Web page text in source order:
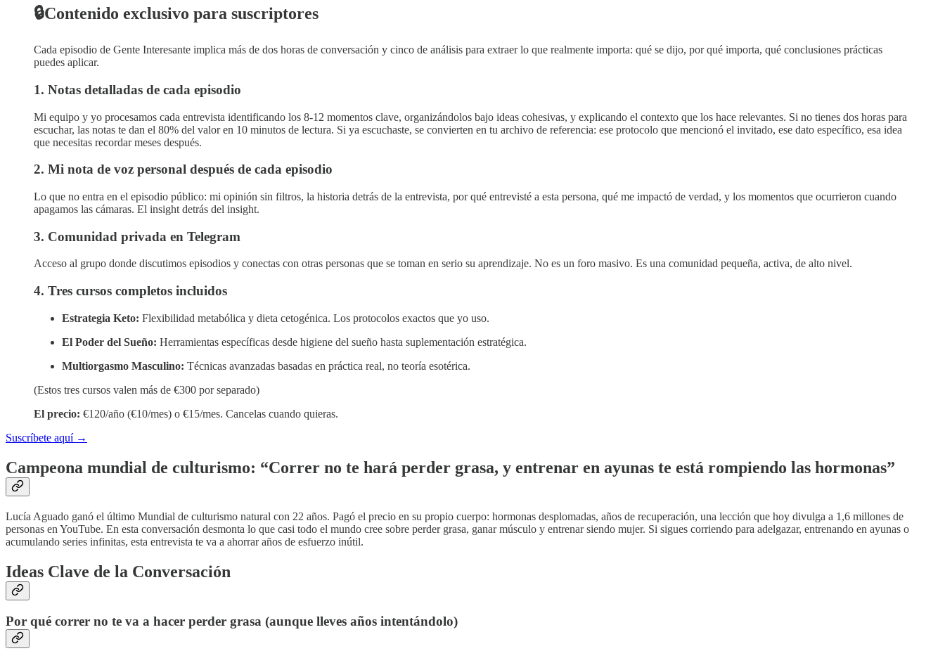
🔒Contenido exclusivo para suscriptores
Cada episodio de Gente Interesante implica más de dos horas de conversación y cinco de análisis para extraer lo que realmente importa: qué se dijo, por qué importa, qué conclusiones prácticas
puedes aplicar.
1. Notas detalladas de cada episodio
Mi equipo y yo procesamos cada entrevista identificando los 8-12 momentos clave, organizándolos bajo ideas cohesivas, y explicando el contexto que los hace relevantes. Si no tienes dos horas para
escuchar, las notas te dan el 80% del valor en 10 minutos de lectura. Si ya escuchaste, se convierten en tu archivo de referencia: ese protocolo que mencionó el invitado, ese dato específico, esa idea
que necesitas recordar meses después.
2. Mi nota de voz personal después de cada episodio
Lo que no entra en el episodio público: mi opinión sin filtros, la historia detrás de la entrevista, por qué entrevisté a esta persona, qué me impactó de verdad, y los momentos que ocurrieron cuando
apagamos las cámaras. El insight detrás del insight.
3. Comunidad privada en Telegram
Acceso al grupo donde discutimos episodios y conectas con otras personas que se toman en serio su aprendizaje. No es un foro masivo. Es una comunidad pequeña, activa, de alto nivel.
4. Tres cursos completos incluidos
Estrategia Keto: Flexibilidad metabólica y dieta cetogénica. Los protocolos exactos que yo uso.
El Poder del Sueño: Herramientas específicas desde higiene del sueño hasta suplementación estratégica.
Multiorgasmo Masculino: Técnicas avanzadas basadas en práctica real, no teoría esotérica.
(Estos tres cursos valen más de €300 por separado)
El precio: €120/año (€10/mes) o €15/mes. Cancelas cuando quieras.
Suscríbete aquí →
Campeona mundial de culturismo: “Correr no te hará perder grasa, y entrenar en ayunas te está rompiendo las hormonas”
Lucía Aguado ganó el último Mundial de culturismo natural con 22 años. Pagó el precio en su propio cuerpo: hormonas desplomadas, años de recuperación, una lección que hoy divulga a 1,6 millones de
personas en YouTube. En esta conversación desmonta lo que casi todo el mundo cree sobre perder grasa, ganar músculo y entrenar siendo mujer. Si sigues corriendo para adelgazar, entrenando en ayunas o
acumulando series infinitas, esta entrevista te va a ahorrar años de esfuerzo inútil.
Ideas Clave de la Conversación
Por qué correr no te va a hacer perder grasa (aunque lleves años intentándolo)